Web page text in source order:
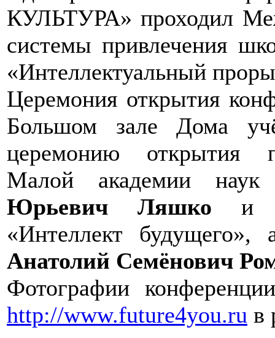
КУЛЬТУРА» проходил
системы привлечения
«Интеллектуальный
Церемония открытия
Большом зале Дома
церемонию открытия
Малой академии
Юрьевич Ляшко и
«Интеллект будущего»,
Анатолий Семёнович
Фотографии
http://www.future4you.ru в